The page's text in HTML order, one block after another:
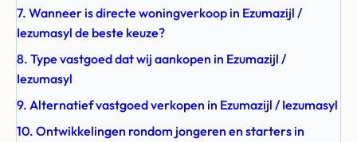
7. Wanneer is directe woningverkoop in Ezumazijl /
Iezumasyl de beste keuze?
8. Type vastgoed dat wij aankopen in Ezumazijl /
Iezumasyl
9. Alternatief vastgoed verkopen in Ezumazijl / Iezumasyl
10. Ontwikkelingen rondom jongeren en starters in